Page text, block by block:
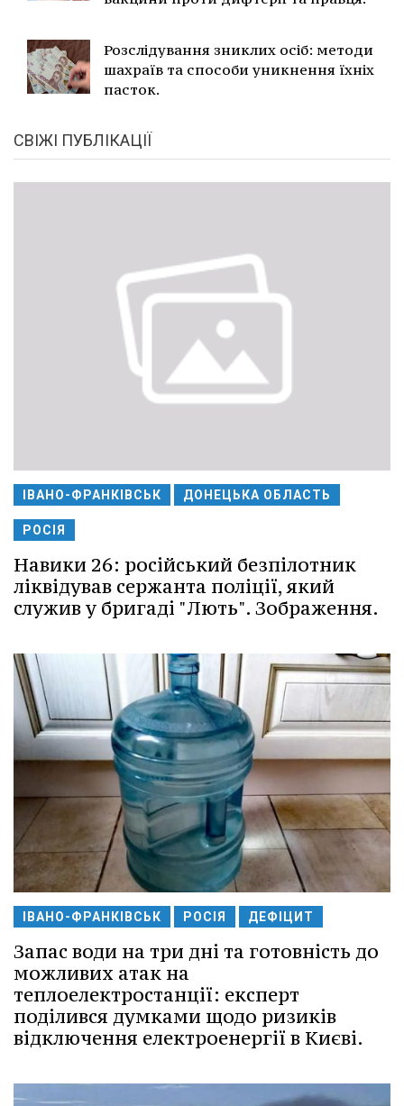
Розслідування зниклих осіб: методи
шахраїв та способи уникнення їхніх
пасток.
СВІЖІ ПУБЛІКАЦІЇ
ІВАНО-ФРАНКІВСЬК ДОНЕЦЬКА ОБЛАСТЬ
РОСІЯ
Навики 26: російський безпілотник
ліквідував сержанта поліції, який
служив у бригаді "Лють". Зображення.
ІВАНО-ФРАНКІВСЬК РОСІЯ ДЕФІЦИТ
Запас води на три дні та готовність до
можливих атак на
теплоелектростанції: експерт
поділився думками щодо ризиків
відключення електроенергії в Києві.